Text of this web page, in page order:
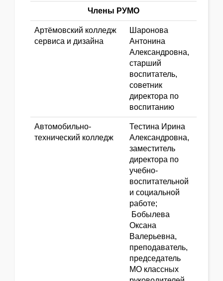
Члены РУМО
Артёмовский колледж
сервиса и дизайна
Шаронова
Антонина
Александровна,
старший
воспитатель,
советник
директора по
воспитанию
Автомобильно-
технический колледж
Тестина Ирина
Александровна,
заместитель
директора по
учебно-
воспитательной
и социальной
работе;
Бобылева
Оксана
Валерьевна,
преподаватель,
председатель
МО классных